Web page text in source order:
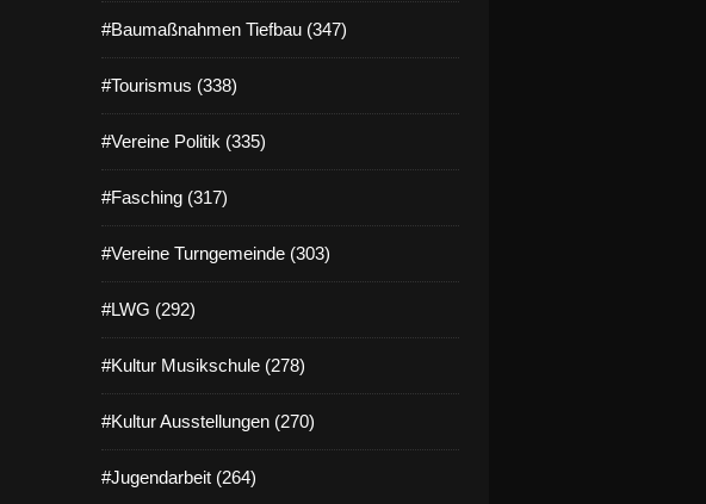
#Baumaßnahmen Tiefbau (347)
#Tourismus (338)
#Vereine Politik (335)
#Fasching (317)
#Vereine Turngemeinde (303)
#LWG (292)
#Kultur Musikschule (278)
#Kultur Ausstellungen (270)
#Jugendarbeit (264)